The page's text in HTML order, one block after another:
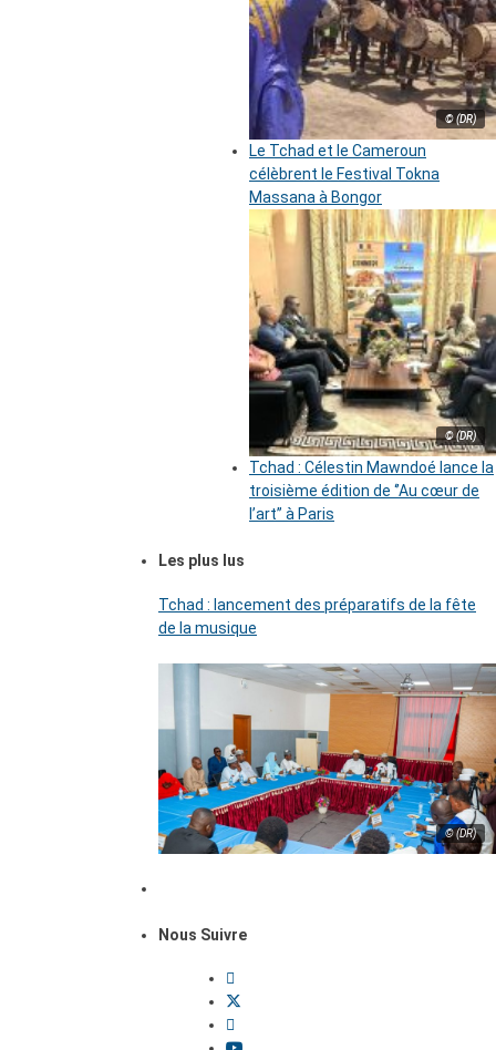
© (DR)
Le Tchad et le Cameroun
célèbrent le Festival Tokna
Massana à Bongor
© (DR)
Tchad : Célestin Mawndoé lance la
troisième édition de ‘’Au cœur de
l’art’’ à Paris
Les plus lus
Tchad : lancement des préparatifs de la fête
de la musique
© (DR)
Nous Suivre